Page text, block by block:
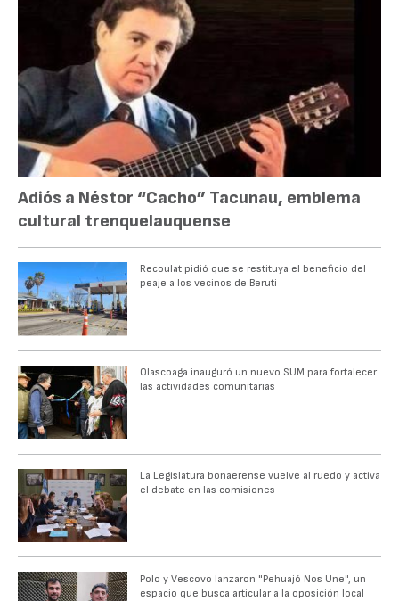
Adiós a Néstor “Cacho” Tacunau, emblema
cultural trenquelauquense
Recoulat pidió que se restituya el beneficio del
peaje a los vecinos de Beruti
Olascoaga inauguró un nuevo SUM para fortalecer
las actividades comunitarias
La Legislatura bonaerense vuelve al ruedo y activa
el debate en las comisiones
Polo y Vescovo lanzaron "Pehuajó Nos Une", un
espacio que busca articular a la oposición local